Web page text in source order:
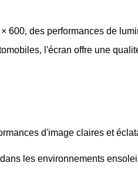
600, des performances de
l'écran offre une
d'image claires et
les environnements